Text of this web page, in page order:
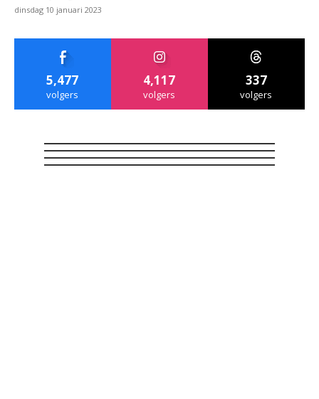
dinsdag 10 januari 2023
5,477
volgers
4,117
volgers
337
volgers